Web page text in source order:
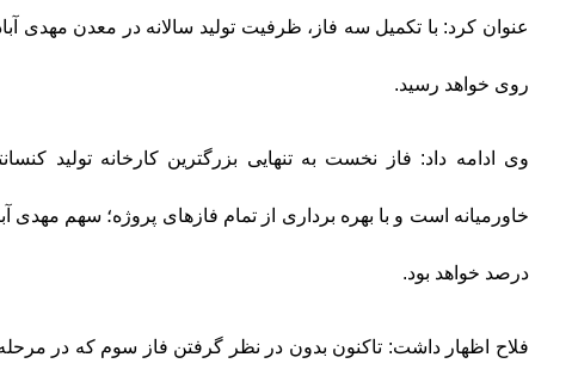
روی خواهد رسید.
وی ادامه داد: فاز نخست به تنهایی بزرگترین کارخانه تولید
درصد خواهد بود.